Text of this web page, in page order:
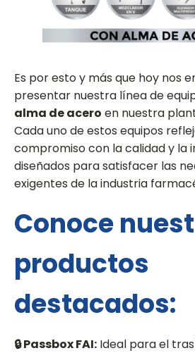
Es por esto y más que hoy nos
presentar nuestra línea de
alma de acero en nuestra
Cada uno de estos equipos
compromiso con la calidad y la
diseñados para satisfacer las
exigentes de la industria
Conoce
productos
destacados:
🔒 Passbox FAI: Ideal para el